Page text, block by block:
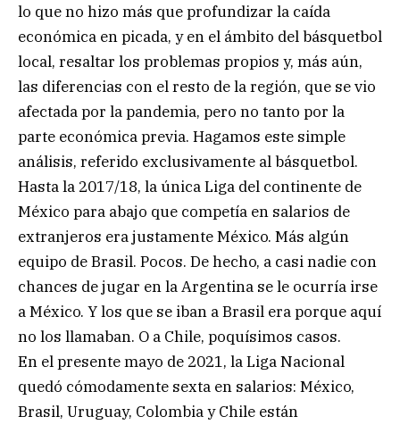
lo que no hizo más que profundizar la caída
económica en picada, y en el ámbito del básquetbol
local, resaltar los problemas propios y, más aún,
las diferencias con el resto de la región, que se vio
afectada por la pandemia, pero no tanto por la
parte económica previa. Hagamos este simple
análisis, referido exclusivamente al básquetbol.
Hasta la 2017/18, la única Liga del continente de
México para abajo que competía en salarios de
extranjeros era justamente México. Más algún
equipo de Brasil. Pocos. De hecho, a casi nadie con
chances de jugar en la Argentina se le ocurría irse
a México. Y los que se iban a Brasil era porque aquí
no los llamaban. O a Chile, poquísimos casos.
En el presente mayo de 2021, la Liga Nacional
quedó cómodamente sexta en salarios: México,
Brasil, Uruguay, Colombia y Chile están